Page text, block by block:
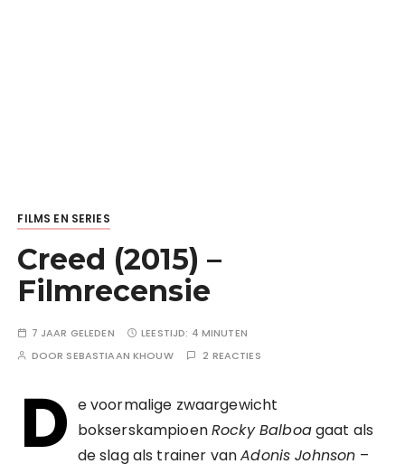
FILMS EN SERIES
Creed (2015) –
Filmrecensie
7 JAAR GELEDEN LEESTIJD: 4 MINUTEN
DOOR SEBASTIAAN KHOUW 2 REACTIES
D e voormalige zwaargewicht
bokserskampioenRocky Balboagaat als
de slag als trainer vanAdonis Johnson –